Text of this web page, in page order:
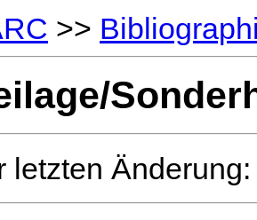
>>
letzten